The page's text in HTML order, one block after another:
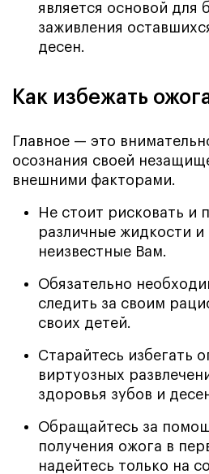
является основой для
заживления
десен.
Как избежать
Главное — это
осознания своей
внешними факторами.
Не стоит рисковать и
различные жидкости
неизвестные Вам.
Обязательно
следить за своим
своих детей.
Старайтесь избегать
виртуозных
здоровья зубов и
Обращайтесь за
получения ожога в
надейтесь только на